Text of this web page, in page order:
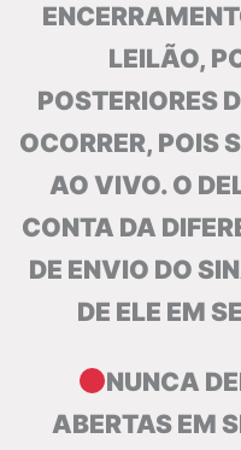
LEILÃO,
POSTERIORES
OCORRER, POIS
AO VIVO. O
CONTA DA
DE ENVIO DO
DE ELE EM
NUNCA
ABERTAS EM